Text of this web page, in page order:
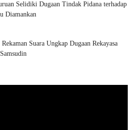
Selidiki Dugaan Tindak Pidana terhadap
Diamankan
Suara Ungkap Dugaan Rekayasa